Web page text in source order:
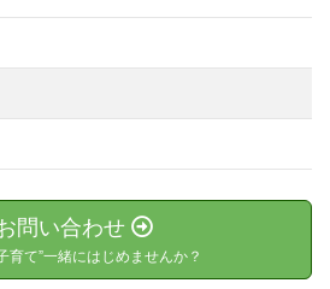
問い合わせ
育て”一緒にはじめませんか？